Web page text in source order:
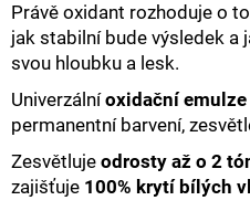
Právě oxidant rozhoduje o
jak stabilní bude výsledek a
svou hloubku a lesk.
Univerzálníoxidační emulze
permanentní barvení,
Zesvětluje odrosty až o 2
zajišťuje 100% krytí bílých
D